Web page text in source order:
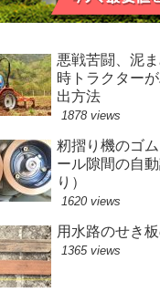
悪戦苦闘、泥
時トラクター
出方法
1878 views
籾摺り機のゴ
ール隙間の自
り）
1620 views
用水路のせき
1365 views